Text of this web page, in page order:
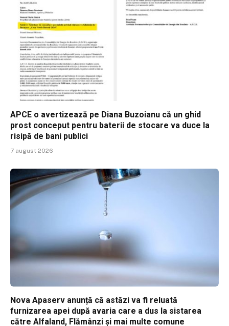
APCE o avertizează pe Diana Buzoianu că un ghid
prost conceput pentru baterii de stocare va duce la
risipă de bani publici
7 august 2026
Nova Apaserv anunță că astăzi va fi reluată
furnizarea apei după avaria care a dus la sistarea
către Alfaland, Flămânzi și mai multe comune